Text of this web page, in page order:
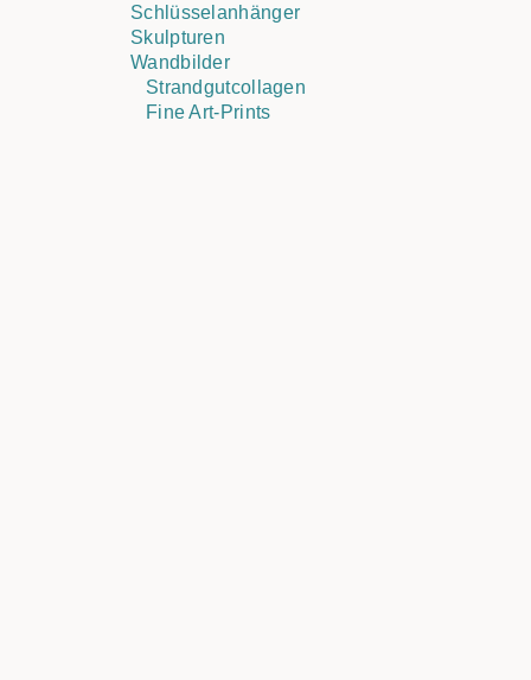
Schlüsselanhänger
Skulpturen
Wandbilder
Strandgutcollagen
Fine Art-Prints